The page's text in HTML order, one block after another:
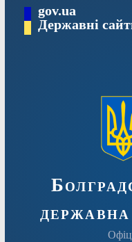
Перейтиgov.ua
Державні
державна